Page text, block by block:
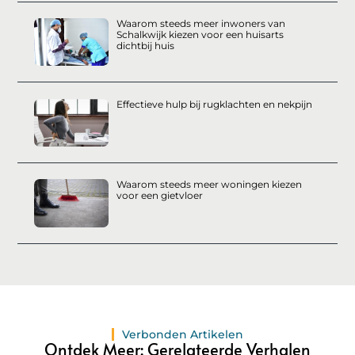
Waarom steeds meer inwoners van
Schalkwijk kiezen voor een huisarts
dichtbij huis
Effectieve hulp bij rugklachten en nekpijn
Waarom steeds meer woningen kiezen
voor een gietvloer
Verbonden Artikelen
Ontdek Meer: Gerelateerde Verhalen